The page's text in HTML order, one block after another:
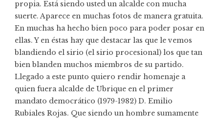
propia. Está siendo usted un alcalde con mucha
suerte. Aparece en muchas fotos de manera gratuita.
En muchas ha hecho bien poco para poder posar en
ellas. Y en éstas hay que destacar las que le vemos
blandiendo el sirio (el sirio procesional) los que tan
bien blanden muchos miembros de su partido.
Llegado a este punto quiero rendir homenaje a
quien fuera alcalde de Ubrique en el primer
mandato democrático (1979-1982) D. Emilio
Rubiales Rojas. Que siendo un hombre sumamente